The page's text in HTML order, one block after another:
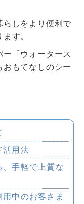
よ
らしをより便利で
す。
「ウォータース
おもてなしのシー
活用法
手軽で上質な
中のお客さま